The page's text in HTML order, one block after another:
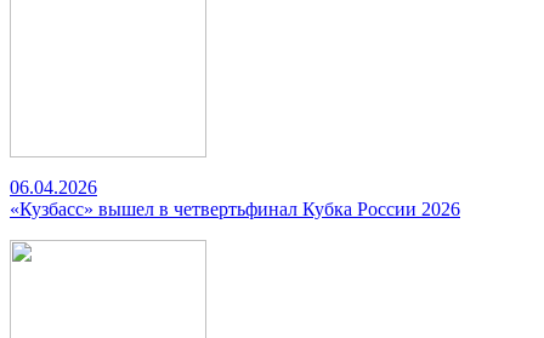
06.04.2026
«Кузбасс» вышел в четвертьфинал Кубка России 2026